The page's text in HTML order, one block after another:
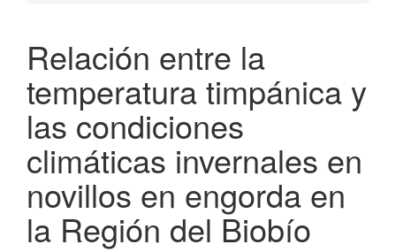
Relación entre la
temperatura timpánica y
las condiciones
climáticas invernales en
novillos en engorda en
la Región del Biobío